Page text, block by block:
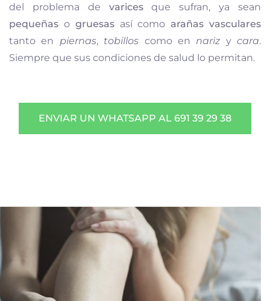
del problema de varicesque sufran, ya sean
pequeñas o gruesasasí comoarañas vasculares
tanto en piernas, tobillos como en nariz y cara.
Siempre que sus condiciones de salud lo permitan.
ENVIAR UN WHATSAPP AL 691 39 29 38